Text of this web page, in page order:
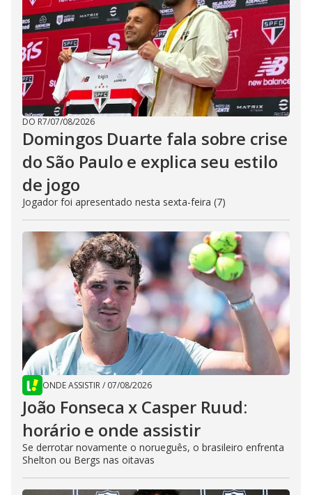
DO R7/07/08/2026
Domingos Duarte fala sobre crise
do São Paulo e explica seu estilo
de jogo
Jogador foi apresentado nesta sexta-feira (7)
ONDE ASSISTIR/ 07/08/2026
João Fonseca x Casper Ruud:
horário e onde assistir
Se derrotar novamente o norueguês, o brasileiro enfrenta
Shelton ou Bergs nas oitavas